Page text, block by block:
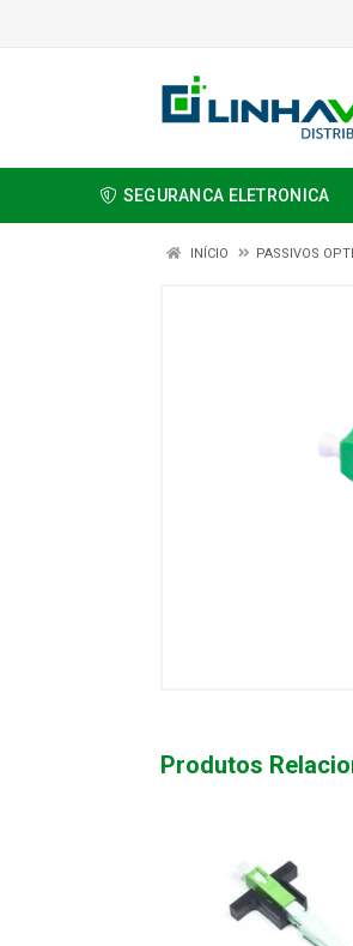
SEGURANCA ELETRONICA
INÍCIO PASSIVOS
Produtos